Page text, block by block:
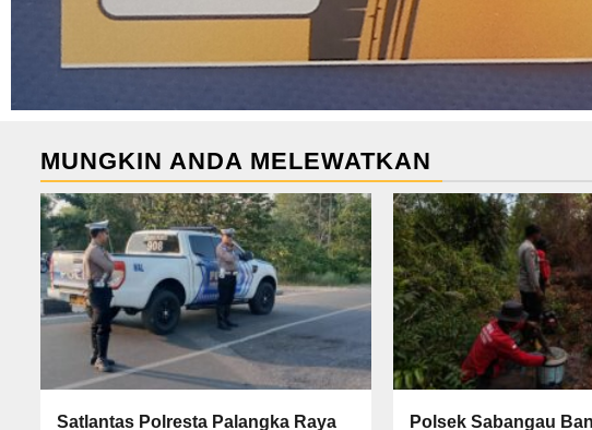
MUNGKIN ANDA MELEWATKAN
Satlantas Polresta Palangka Raya Polsek Sabangau